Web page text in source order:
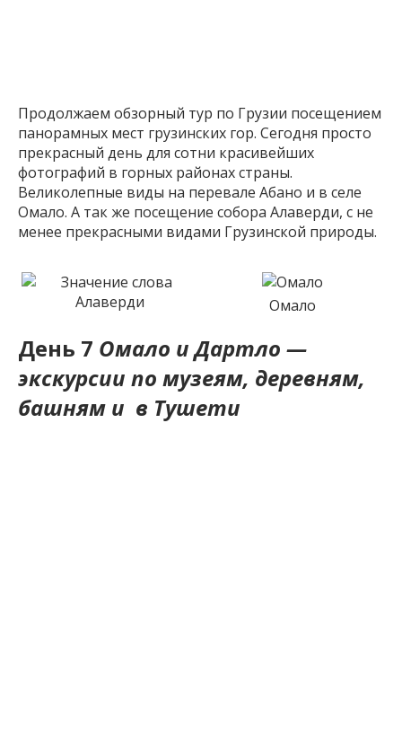
Продолжаем обзорный тур по Грузии посещением
панорамных мест грузинских гор. Сегодня просто
прекрасный день для сотни красивейших
фотографий в горных районах страны.
Великолепные виды на перевале Абано и в селе
Омало. А так же посещение собора Алаверди, с не
менее прекрасными видами Грузинской природы.
Омало
День 7 Омало и Дартло —
экскурсии по музеям, деревням,
башням и в Тушети